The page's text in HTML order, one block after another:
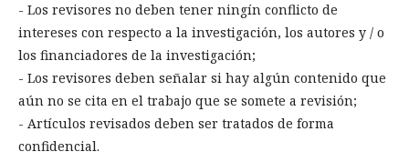
- Los revisores no deben tener ningín conflicto de
intereses con respecto a la investigación, los autores y / o
los financiadores de la investigación;
- Los revisores deben señalar si hay algún contenido que
aún no se cita en el trabajo que se somete a revisión;
- Artí­culos revisados deben ser tratados de forma
confidencial.